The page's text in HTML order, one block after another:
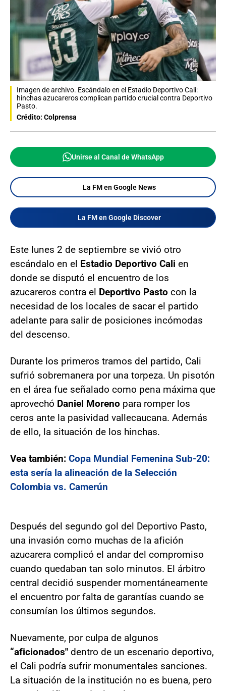
Imagen de archivo. Escándalo en el Estadio Deportivo Cali:
hinchas azucareros complican partido crucial contra Deportivo
Pasto.
Crédito: Colprensa
Unirse al Canal de WhatsApp
La FM en Google News
La FM en Google Discover
Este lunes 2 de septiembre se vivió otro
escándalo en el Estadio Deportivo Cali en
donde se disputó el encuentro de los
azucareros contra el Deportivo Pasto con la
necesidad de los locales de sacar el partido
adelante para salir de posiciones incómodas
del descenso.
Durante los primeros tramos del partido, Cali
sufrió sobremanera por una torpeza. Un pisotón
en el área fue señalado como pena máxima que
aprovechó Daniel Moreno para romper los
ceros ante la pasividad vallecaucana. Además
de ello, la situación de los hinchas.
Vea también: Copa Mundial Femenina Sub-20:
esta sería la alineación de la Selección
Colombia vs. Camerún
Después del segundo gol del Deportivo Pasto,
una invasión como muchas de la afición
azucarera complicó el andar del compromiso
cuando quedaban tan solo minutos. El árbitro
central decidió suspender momentáneamente
el encuentro por falta de garantías cuando se
consumían los últimos segundos.
Nuevamente, por culpa de algunos
“aficionados" dentro de un escenario deportivo,
el Cali podría sufrir monumentales sanciones.
La situación de la institución no es buena, pero